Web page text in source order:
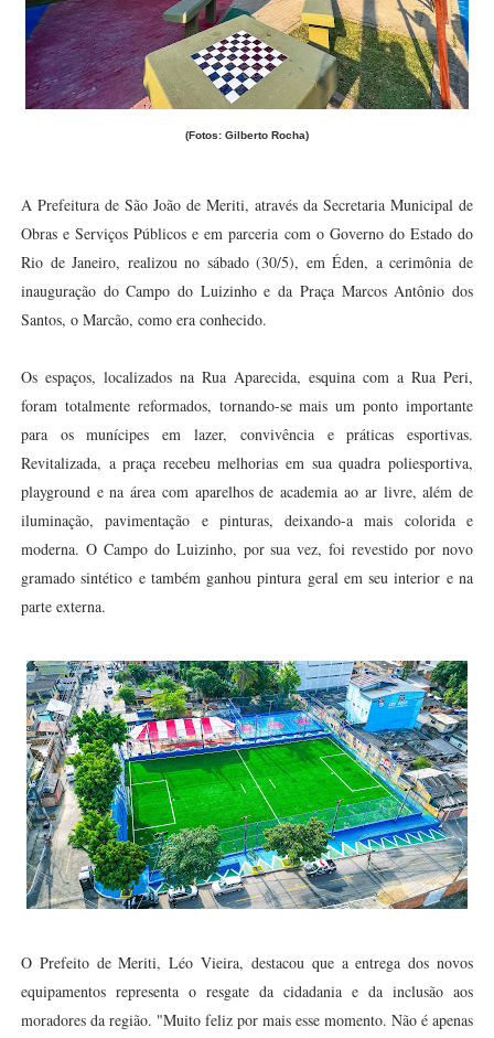
(Fotos: Gilberto Rocha)
A Prefeitura de São João de Meriti, através da Secretaria Municipal de
Obras e Serviços Públicos e em parceria com o Governo do Estado do
Rio de Janeiro, realizou no sábado (30/5), em Éden, a cerimônia de
inauguração do Campo do Luizinho e da Praça Marcos Antônio dos
Santos, o Marcão, como era conhecido.
Os espaços, localizados na Rua Aparecida, esquina com a Rua Peri,
foram totalmente reformados, tornando-se mais um ponto importante
para os munícipes em lazer, convivência e práticas esportivas.
Revitalizada, a praça recebeu melhorias em sua quadra poliesportiva,
playground e na área com aparelhos de academia ao ar livre, além de
iluminação, pavimentação e pinturas, deixando-a mais colorida e
moderna. O Campo do Luizinho, por sua vez, foi revestido por novo
gramado sintético e também ganhou pintura geral em seu interior e na
parte externa.
O Prefeito de Meriti, Léo Vieira, destacou que a entrega dos novos
equipamentos representa o resgate da cidadania e da inclusão aos
moradores da região. "Muito feliz por mais esse momento. Não é apenas